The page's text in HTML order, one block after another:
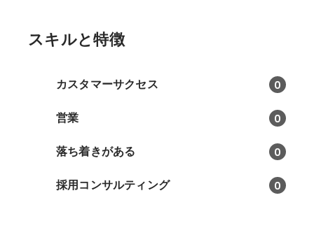
スキルと特徴
カスタマーサクセス 0
営業 0
落ち着きがある 0
採用コンサルティング 0